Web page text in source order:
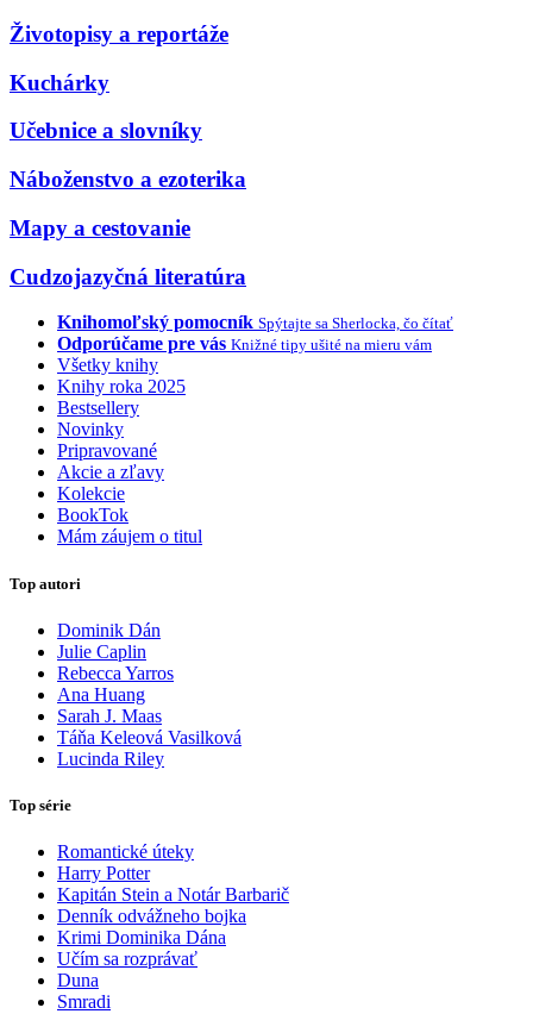
Životopisy a reportáže
Kuchárky
Učebnice a slovníky
Náboženstvo a ezoterika
Mapy a cestovanie
Cudzojazyčná literatúra
Knihomoľský pomocník Spýtajte sa Sherlocka, čo čítať
Odporúčame pre vás Knižné tipy ušité na mieru vám
Všetky knihy
Knihy roka 2025
Bestsellery
Novinky
Pripravované
Akcie a zľavy
Kolekcie
BookTok
Mám záujem o titul
Top autori
Dominik Dán
Julie Caplin
Rebecca Yarros
Ana Huang
Sarah J. Maas
Táňa Keleová Vasilková
Lucinda Riley
Top série
Romantické úteky
Harry Potter
Kapitán Stein a Notár Barbarič
Denník odvážneho bojka
Krimi Dominika Dána
Učím sa rozprávať
Duna
Smradi